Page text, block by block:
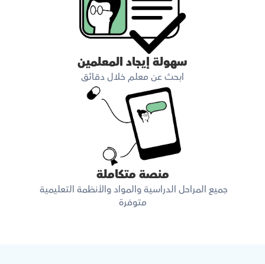
سهولة إيجاد المعلمين
ابحث عن معلم خلال دقائق
منصة متكاملة
متوفرة